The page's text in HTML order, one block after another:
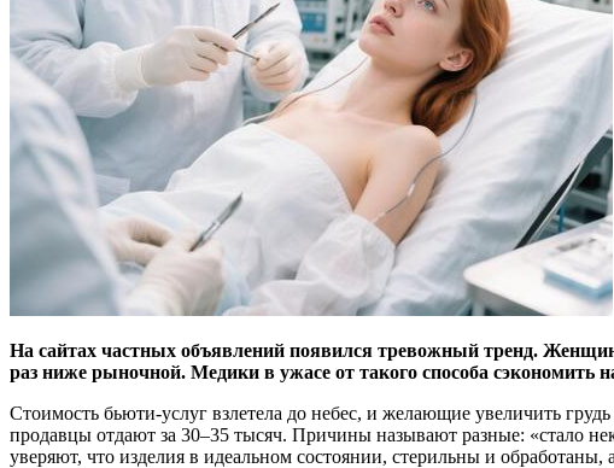
На сайтах частных объявлений появился тревожный тренд.
раз ниже рыночной. Медики в ужасе от такого способа сэкономить
Стоимость бьюти-услуг взлетела до небес, и желающие увеличить
продавцы отдают за 30–35 тысяч. Причины называют разные: «стало
уверяют, что изделия в идеальном состоянии, стерильны и